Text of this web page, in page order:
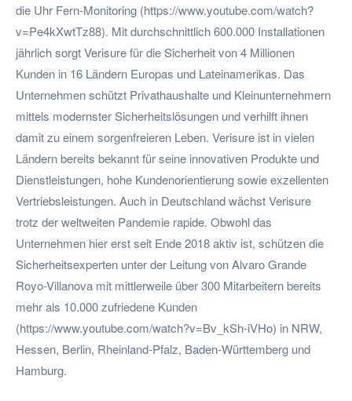
die Uhr Fern-Monitoring (https://www.youtube.com/watch?
v=Pe4kXwtTz88). Mit durchschnittlich 600.000 Installationen
jährlich sorgt Verisure für die Sicherheit von 4 Millionen
Kunden in 16 Ländern Europas und Lateinamerikas. Das
Unternehmen schützt Privathaushalte und Kleinunternehmern
mittels modernster Sicherheitslösungen und verhilft ihnen
damit zu einem sorgenfreieren Leben. Verisure ist in vielen
Ländern bereits bekannt für seine innovativen Produkte und
Dienstleistungen, hohe Kundenorientierung sowie exzellenten
Vertriebsleistungen. Auch in Deutschland wächst Verisure
trotz der weltweiten Pandemie rapide. Obwohl das
Unternehmen hier erst seit Ende 2018 aktiv ist, schützen die
Sicherheitsexperten unter der Leitung von Alvaro Grande
Royo-Villanova mit mittlerweile über 300 Mitarbeitern bereits
mehr als 10.000 zufriedene Kunden
(https://www.youtube.com/watch?v=Bv_kSh-iVHo) in NRW,
Hessen, Berlin, Rheinland-Pfalz, Baden-Württemberg und
Hamburg.